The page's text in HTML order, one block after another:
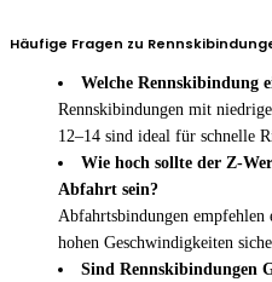
Häufige Fragen zu
Welche Rennskibindung
Rennskibindungen mit
12–14 sind ideal für schnelle
Wie hoch sollte der Z-
Abfahrt sein?
Abfahrtsbindungen
hohen Geschwindigkeiten
Sind Rennskibindungen